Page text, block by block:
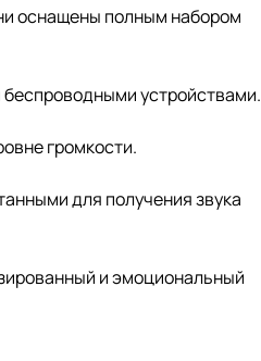
оснащены полным набором
устройствами.
громкости.
для получения звука
и эмоциональный